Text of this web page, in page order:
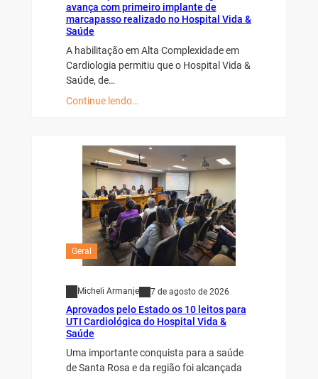
avança com primeiro implante de
marcapasso realizado no Hospital Vida &
Saúde
A habilitação em Alta Complexidade em
Cardiologia permitiu que o Hospital Vida &
Saúde, de…
Continue lendo…
Geral
Micheli Armanje 7 de agosto de 2026
Aprovados pelo Estado os 10 leitos para
UTI Cardiológica do Hospital Vida &
Saúde
Uma importante conquista para a saúde
de Santa Rosa e da região foi alcançada